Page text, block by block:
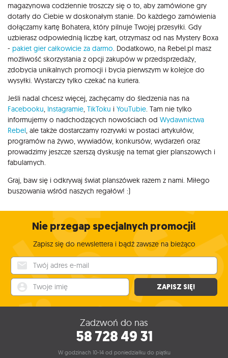
magazynowa codziennie troszczy się o to, aby zamówione gry
dotarły do Ciebie w doskonałym stanie. Do każdego zamówienia
dołączamy kartę Bohatera, który pilnuje Twojej przesyłki. Gdy
uzbierasz odpowiednią liczbę kart, otrzymasz od nas Mystery Boxa
- pakiet gier całkowicie za darmo . Dodatkowo, na Rebel.pl masz
możliwość skorzystania z opcji zakupów w przedsprzedaży,
zdobycia unikalnych promocji i bycia pierwszym w kolejce do
wysyłki. Wystarczy tylko czekać na kuriera.
Jeśli nadal chcesz więcej, zachęcamy do śledzenia nas na
Facebooku Instagramie TikToku i YouTubie . Tam nie tylko
informujemy o nadchodzących nowościach od Wydawnictwa
Rebel , ale także dostarczamy rozrywki w postaci artykułów,
programów na żywo, wywiadów, konkursów, wydarzeń oraz
prowadzimy jeszcze szerszą dyskusję na temat gier planszowych i
fabularnych.
Graj, baw się i odkrywaj świat planszówek razem z nami. Miłego
buszowania wśród naszych regałów! :)
Nie przegap specjalnych promocji!
Zapisz się do newslettera i bądź zawsze na bieżąco
ZAPISZ SIĘ!
Zadzwoń do nas
58 728 49 31
W godzinach 10-14 od poniedziałku do piątku